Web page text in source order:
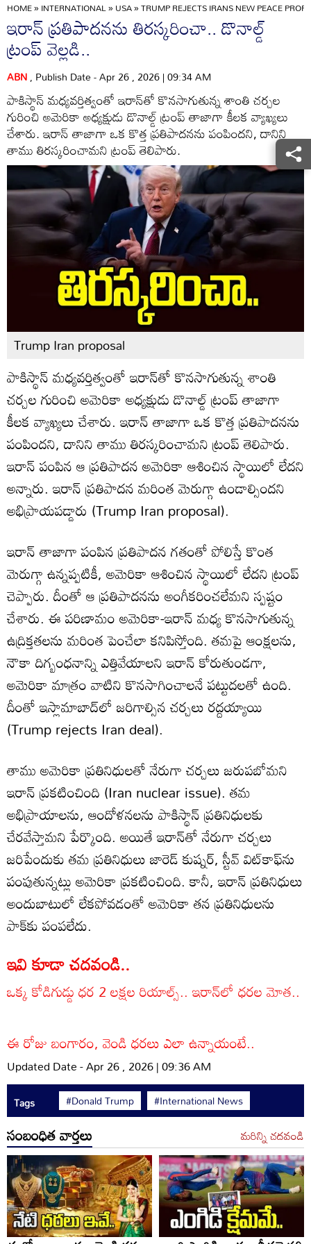
HOME»INTERNATIONAL»USA»TRUMP REJECTS IRANS NEW PEACE
ఇరాన్ ప్రతిపాదనను తిరస్కరించా.. డొనాల్డ్
ట్రంప్ వెల్లడి..
ABN, Publish Date - Apr 26 , 2026 | 09:34 AM
పాకిస్థాన్ మధ్యవర్తిత్వంతో ఇరాన్‌తో కొనసాగుతున్న శాంతి చర్చల
గురించి అమెరికా అధ్యక్షుడు డొనాల్డ్ ట్రంప్ తాజాగా కీలక వ్యాఖ్యలు
చేశారు. ఇరాన్ తాజాగా ఒక కొత్త ప్రతిపాదనను పంపిందని, దానిని
తాము తిరస్కరించామని ట్రంప్ తెలిపారు.
Trump Iran proposal
పాకిస్థాన్ మధ్యవర్తిత్వంతో ఇరాన్‌తో కొనసాగుతున్న శాంతి
చర్చల గురించి అమెరికా అధ్యక్షుడు డొనాల్డ్ ట్రంప్ తాజాగా
కీలక వ్యాఖ్యలు చేశారు. ఇరాన్ తాజాగా ఒక కొత్త ప్రతిపాదనను
పంపిందని, దానిని తాము తిరస్కరించామని ట్రంప్ తెలిపారు.
ఇరాన్ పంపిన ఆ ప్రతిపాదన అమెరికా ఆశించిన స్థాయిలో లేదని
అన్నారు. ఇరాన్ ప్రతిపాదన మరింత మెరుగ్గా ఉండాల్సిందని
అభిప్రాయపడ్డారు (Trump Iran proposal).
ఇరాన్ తాజాగా పంపిన ప్రతిపాదన గతంతో పోలిస్తే కొంత
మెరుగ్గా ఉన్నప్పటికీ, అమెరికా ఆశించిన స్థాయిలో లేదని ట్రంప్
చెప్పారు. దీంతో ఆ ప్రతిపాదనను అంగీకరించలేమని స్పష్టం
చేశారు. ఈ పరిణామం అమెరికా-ఇరాన్ మధ్య కొనసాగుతున్న
ఉద్రిక్తతలను మరింత పెంచేలా కనిపిస్తోంది. తమపై ఆంక్షలను,
నౌకా దిగ్బంధనాన్ని ఎత్తివేయాలని ఇరాన్ కోరుతుండగా,
అమెరికా మాత్రం వాటిని కొనసాగించాలనే పట్టుదలతో ఉంది.
దీంతో ఇస్లామాబాద్‌లో జరిగాల్సిన చర్చలు రద్దయ్యాయి
(Trump rejects Iran deal).
తాము అమెరికా ప్రతినిధులతో నేరుగా చర్చలు జరుపబోమని
ఇరాన్‌ ప్రకటించింది (Iran nuclear issue). తమ
అభిప్రాయాలను, ఆందోళనలను పాకిస్థాన్‌ ప్రతినిధులకు
చేరవేస్తామని పేర్కొంది. అయితే ఇరాన్‌తో నేరుగా చర్చలు
జరిపేందుకు తమ ప్రతినిధులు జారెడ్‌ కుష్నర్‌, స్టీవ్‌ విట్‌కాఫ్‌ను
పంపుతున్నట్లు అమెరికా ప్రకటించింది. కానీ, ఇరాన్ ప్రతినిధులు
అందుబాటులో లేకపోవడంతో అమెరికా తన ప్రతినిధులను
పాక్‌కు పంపలేదు.
ఇవి కూడా చదవండి..
ఒక్క కోడిగుడ్డు ధర 2 లక్షల రియాల్స్.. ఇరాన్‌లో ధరల మోత..
ఈ రోజు బంగారం, వెండి ధరలు ఎలా ఉన్నాయంటే..
Updated Date - Apr 26 , 2026 | 09:36 AM
Tags #Donald Trump #International News
సంబంధిత వార్తలు మరిన్ని చదవండి